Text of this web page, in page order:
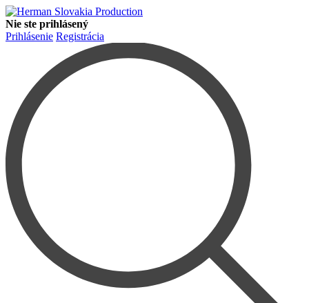
Nie ste prihlásený
Prihlásenie Registrácia